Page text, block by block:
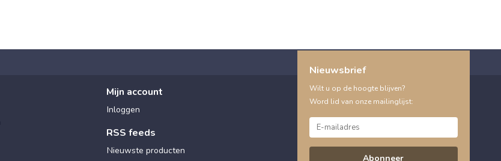
Mijn account
Inloggen
RSS feeds
Nieuwste producten
Nieuwsbrief
Wilt u op de hoogte blijven?
Word lid van onze mailinglijst:
Abonneer